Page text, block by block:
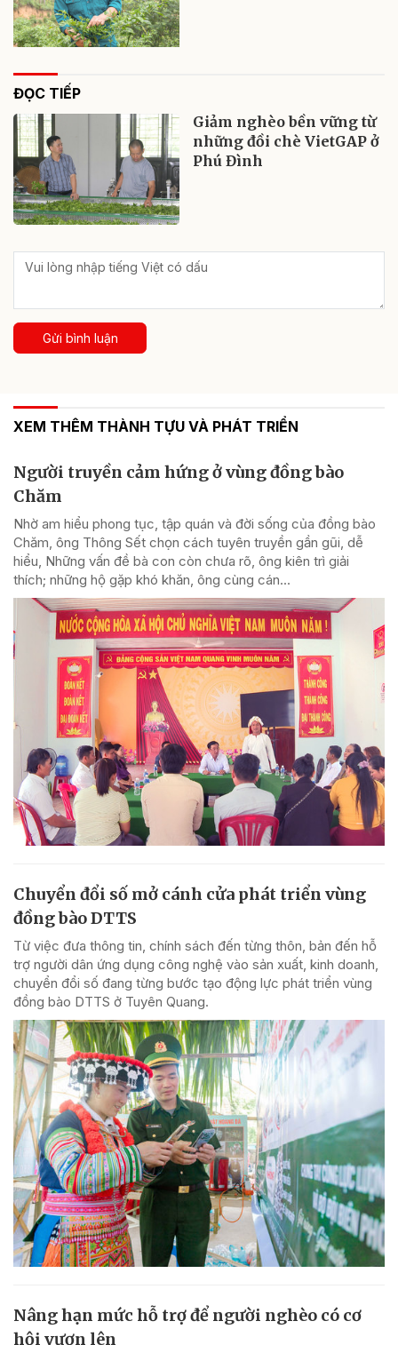
ĐỌC TIẾP
Giảm nghèo bền vững từ
những đồi chè VietGAP ở
Phú Đình
Gửi bình luận
XEM THÊM THÀNH TỰU VÀ PHÁT TRIỂN
Người truyền cảm hứng ở vùng đồng bào
Chăm
Nhờ am hiểu phong tục, tập quán và đời sống của đồng bào
Chăm, ông Thông Sết chọn cách tuyên truyền gần gũi, dễ
hiểu, Những vấn đề bà con còn chưa rõ, ông kiên trì giải
thích; những hộ gặp khó khăn, ông cùng cán...
Chuyển đổi số mở cánh cửa phát triển vùng
đồng bào DTTS
Từ việc đưa thông tin, chính sách đến từng thôn, bản đến hỗ
trợ người dân ứng dụng công nghệ vào sản xuất, kinh doanh,
chuyển đổi số đang từng bước tạo động lực phát triển vùng
đồng bào DTTS ở Tuyên Quang.
Nâng hạn mức hỗ trợ để người nghèo có cơ
hội vươn lên